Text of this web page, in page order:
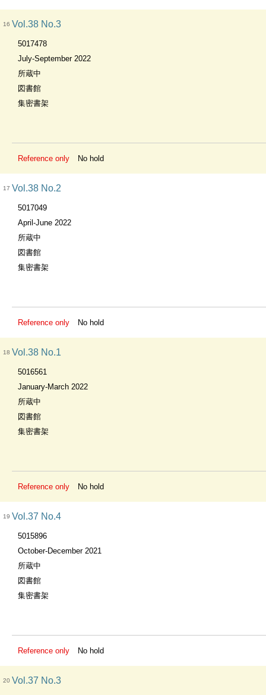
16 Vol.38 No.3
5017478
July-September 2022
所蔵中
図書館
集密書架
Reference only No hold
17 Vol.38 No.2
5017049
April-June 2022
所蔵中
図書館
集密書架
Reference only No hold
18 Vol.38 No.1
5016561
January-March 2022
所蔵中
図書館
集密書架
Reference only No hold
19 Vol.37 No.4
5015896
October-December 2021
所蔵中
図書館
集密書架
Reference only No hold
20 Vol.37 No.3